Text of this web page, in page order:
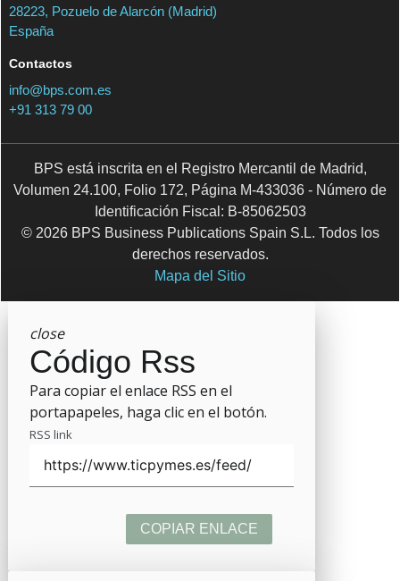
28223, Pozuelo de Alarcón (Madrid)
España
Contactos
info@bps.com.es
+91 313 79 00
BPS está inscrita en el Registro Mercantil de Madrid,
Volumen 24.100, Folio 172, Página M-433036 - Número de
Identificación Fiscal: B-85062503
© 2026 BPS Business Publications Spain S.L. Todos los
derechos reservados.
Mapa del Sitio
close
Código Rss
Para copiar el enlace RSS en el
portapapeles, haga clic en el botón.
RSS link
COPIAR ENLACE